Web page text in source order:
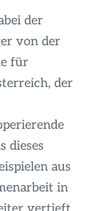
der
von der
für
der
dieses
aus
in